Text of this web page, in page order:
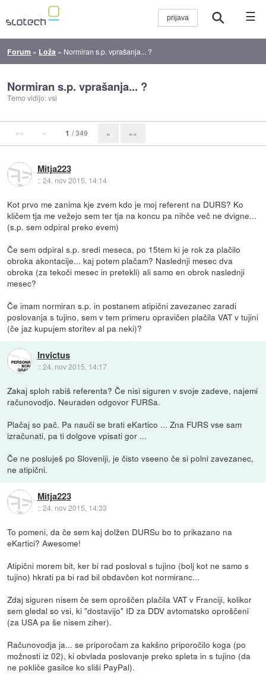
☰
Forum » Loža » Normiran s.p. vprašanja... ?
Normiran s.p. vprašanja... ?
Temo vidijo: vsi
«« « 1 / 349 » »»
Mitja223
::24. nov 2015, 14:14
Kot prvo me zanima kje zvem kdo je moj referent na DURS? Ko
kličem tja me vežejo sem ter tja na koncu pa nihče več ne dvigne...
(s.p. sem odpiral preko evem)
Če sem odpiral s.p. sredi meseca, po 15tem ki je rok za plačilo
obroka akontacije... kaj potem plačam? Naslednji mesec dva
obroka (za tekoči mesec in pretekli) ali samo en obrok naslednji
mesec?
Če imam normiran s.p. in postanem atipični zavezanec zaradi
poslovanja s tujino, sem v tem primeru opravičen plačila VAT v tujini
(če jaz kupujem storitev al pa neki)?
Invictus
::24. nov 2015, 14:17
Zakaj sploh rabiš referenta? Če nisi siguren v svoje zadeve, najemi
računovodjo. Neuraden odgovor FURSa.
Plačaj so pač. Pa nauči se brati eKartico ... Zna FURS vse sam
izračunati, pa ti dolgove vpisati gor ...
Če ne posluješ po Sloveniji, je čisto vseeno če si polni zavezanec,
ne atipični.
Mitja223
::24. nov 2015, 14:33
To pomeni, da če sem kaj dolžen DURSu bo to prikazano na
eKartici? Awesome!
Atipični morem bit, ker bi rad posloval s tujino (bolj kot ne samo s
tujino) hkrati pa bi rad bil obdavčen kot normiranc...
Zdaj siguren nisem če sem oproščen plačila VAT v Franciji, kolikor
sem gledal so vsi, ki "dostavijo" ID za DDV avtomatsko oproščeni
(za USA pa še nisem ziher).
Računovodja ja... se priporočam za kakšno priporočilo koga (po
možnosti iz 02), ki obvlada poslovanje preko spleta in s tujino (da
ne pokliče gasilce ko sliši PayPal).